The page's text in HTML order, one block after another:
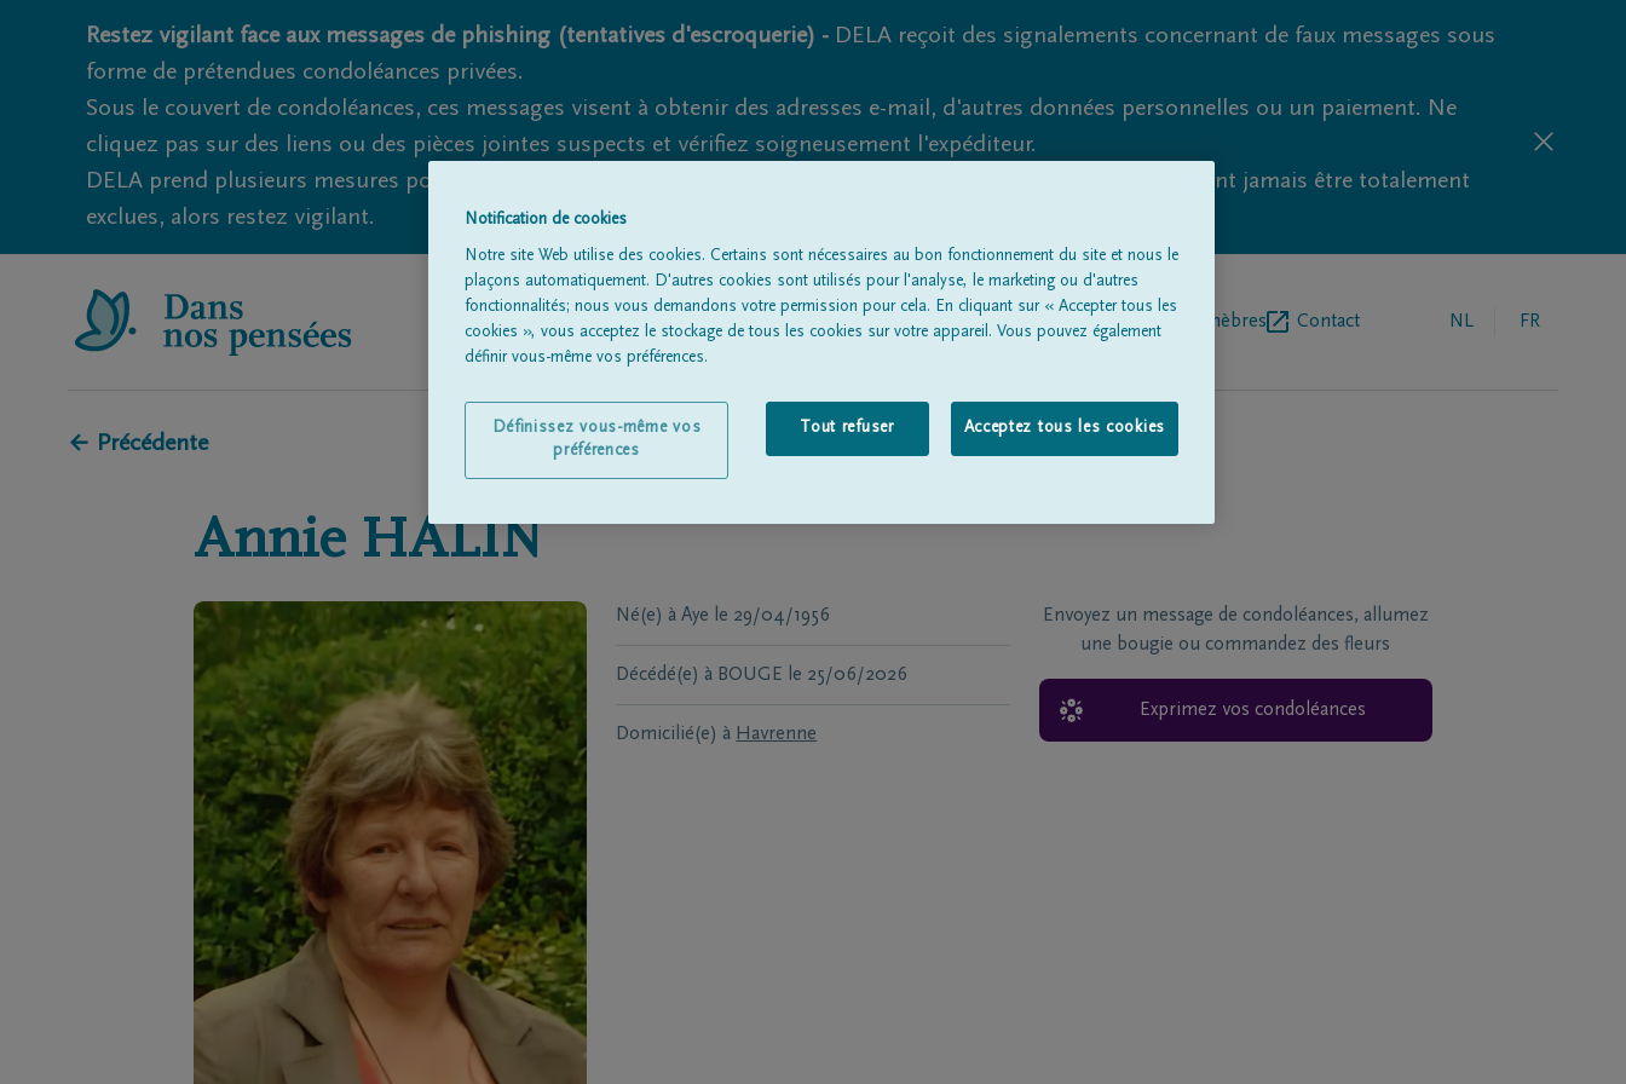
Restez vigilant face aux messages de phishing (tentatives d'escroquerie) - DELA reçoit des signalements concernant de faux messages sous
forme de prétendues condoléances privées.
Sous le couvert de condoléances, ces messages visent à obtenir des adresses e-mail, d'autres données personnelles ou un paiement. Ne
cliquez pas sur des liens ou des pièces jointes suspects et vérifiez soigneusement l'expéditeur.
DELA prend plusieurs mesures pour éviter cela. Cependant, les tentatives d'hameçonnage et de fraude ne peuvent jamais être totalement
exclues, alors restez vigilant.
Tous les avis de décès À propos de nousEntrepreneur de pompes funèbres Contact NL FR
← Précédente
Annie HALIN
Né(e) à Aye le 29/04/1956
Décédé(e) à BOUGE le 25/06/2026
Domicilié(e) à Havrenne
Envoyez un message de condoléances, allumez
une bougie ou commandez des fleurs
Exprimez vos condoléances
Notification de cookies
Notre site Web utilise des cookies. Certains sont nécessaires au bon fonctionnement du site et nous le
plaçons automatiquement. D'autres cookies sont utilisés pour l'analyse, le marketing ou d'autres
fonctionnalités; nous vous demandons votre permission pour cela. En cliquant sur « Accepter tous les
cookies », vous acceptez le stockage de tous les cookies sur votre appareil. Vous pouvez également
définir vous-même vos préférences.
Tout refuser Acceptez tous les cookies
Définissez vous-même vos
préférences